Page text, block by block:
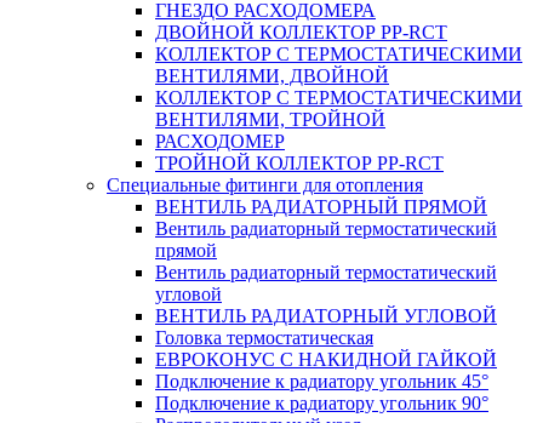
ГНЕЗДО РАСХОДОМЕРА
ДВОЙНОЙ КОЛЛЕКТОР PP-RCT
КОЛЛЕКТОР С ТЕРМОСТАТИЧЕСКИМИ
ВЕНТИЛЯМИ, ДВОЙНОЙ
КОЛЛЕКТОР С ТЕРМОСТАТИЧЕСКИМИ
ВЕНТИЛЯМИ, ТРОЙНОЙ
РАСХОДОМЕР
ТРОЙНОЙ КОЛЛЕКТОР PP-RCT
Специальные фитинги для отопления
ВЕНТИЛЬ РАДИАТОРНЫЙ ПРЯМОЙ
Вентиль радиаторный термостатический
прямой
Вентиль радиаторный термостатический
угловой
ВЕНТИЛЬ РАДИАТОРНЫЙ УГЛОВОЙ
Головка термостатическая
ЕВРОКОНУС С НАКИДНОЙ ГАЙКОЙ
Подключение к радиатору угольник 45°
Подключение к радиатору угольник 90°